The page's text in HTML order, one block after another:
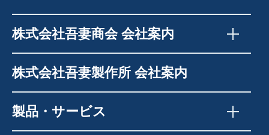
株式会社吾妻商会 会社案内
株式会社吾妻製作所 会社案内
製品・サービス